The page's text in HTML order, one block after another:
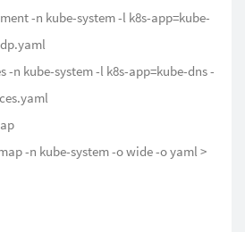
-n kube-system -l k8s-app=kube-
kube-system -l k8s-app=kube-dns -
-n kube-system -o wide -o yaml >